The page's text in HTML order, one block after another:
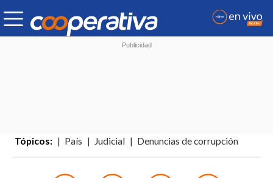
Tópicos: País Judicial Denuncias de corrupción